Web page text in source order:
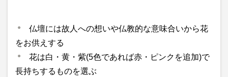
仏壇には故人への想いや仏教的な意味合いから花
をお供えする
花は白・黄・紫(5色であれば赤・ピンクを追加)で
長持ちするものを選ぶ